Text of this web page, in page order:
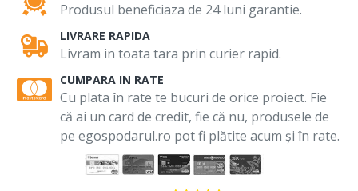
Produsul beneficiaza de 24 luni garantie.
LIVRARE RAPIDA
Livram in toata tara prin curier rapid.
CUMPARA IN RATE
Cu plata în rate te bucuri de orice proiect. Fie
că ai un card de credit, fie că nu, produsele de
pe egospodarul.ro pot fi plătite acum și în rate.